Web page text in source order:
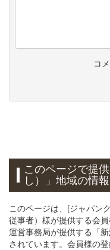
コ
このページで提
し）」地域の情
このページは、[ジャパン
従事者）様が提供する会
運営事務局が提供する「
されています。会員様の